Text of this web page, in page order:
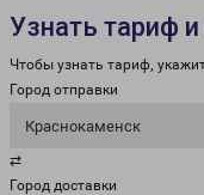
Узнать тариф
Чтобы узнать тариф,
Город отправки
Краснокаменск
⇄
Город доставки